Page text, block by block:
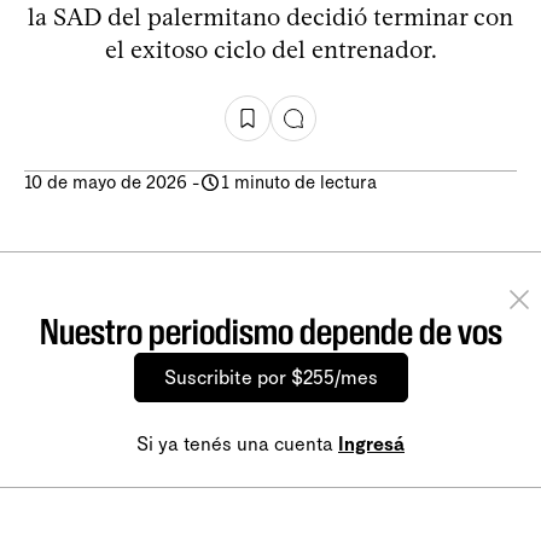
la SAD del palermitano decidió terminar con
el exitoso ciclo del entrenador.
10 de mayo de 2026 - 1 minuto de lectura
Nuestro periodismo depende de vos
Suscribite por $255/mes
Si ya tenés una cuenta Ingresá